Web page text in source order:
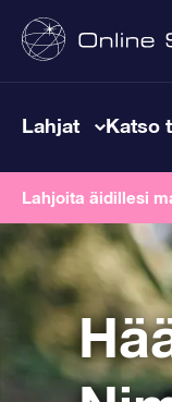
Lahjat Katso
Lahjoita äidillesi